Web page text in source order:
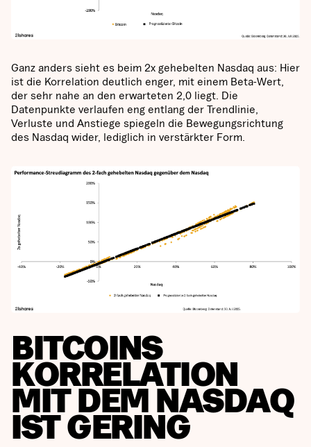
Ganz anders sieht es beim 2x gehebelten Nasdaq aus: Hier
ist die Korrelation deutlich enger, mit einem Beta-Wert,
der sehr nahe an den erwarteten 2,0 liegt. Die
Datenpunkte verlaufen eng entlang der Trendlinie,
Verluste und Anstiege spiegeln die Bewegungsrichtung
des Nasdaq wider, lediglich in verstärkter Form.
BITCOINS
KORRELATION
MIT DEM NASDAQ
IST GERING